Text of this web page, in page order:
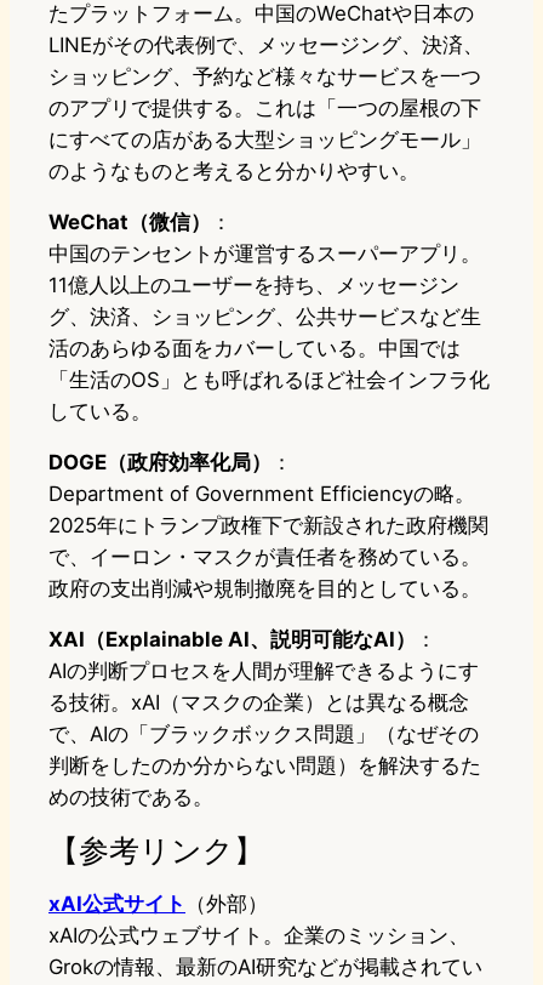
たプラットフォーム。中国のWeChatや日本の
LINEがその代表例で、メッセージング、決済、
ショッピング、予約など様々なサービスを一つ
のアプリで提供する。これは「一つの屋根の下
にすべての店がある大型ショッピングモール」
のようなものと考えると分かりやすい。
WeChat（微信）
：
中国のテンセントが運営するスーパーアプリ。
11億人以上のユーザーを持ち、メッセージン
グ、決済、ショッピング、公共サービスなど生
活のあらゆる面をカバーしている。中国では
「生活のOS」とも呼ばれるほど社会インフラ化
している。
DOGE（政府効率化局）
：
Department of Government Efficiencyの略。
2025年にトランプ政権下で新設された政府機関
で、イーロン・マスクが責任者を務めている。
政府の支出削減や規制撤廃を目的としている。
XAI（Explainable AI、説明可能なAI）
：
AIの判断プロセスを人間が理解できるようにす
る技術。xAI（マスクの企業）とは異なる概念
で、AIの「ブラックボックス問題」（なぜその
判断をしたのか分からない問題）を解決するた
めの技術である。
【参考リンク】
xAI公式サイト
（外部）
xAIの公式ウェブサイト。企業のミッション、
Grokの情報、最新のAI研究などが掲載されてい